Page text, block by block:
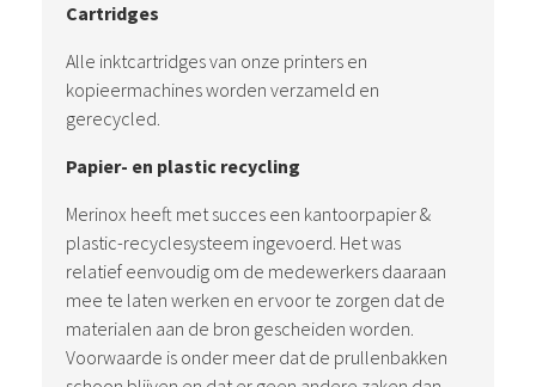
Cartridges
Alle inktcartridges van onze printers en
kopieermachines worden verzameld en
gerecycled.
Papier- en plastic recycling
Merinox heeft met succes een kantoorpapier &
plastic-recyclesysteem ingevoerd. Het was
relatief eenvoudig om de medewerkers daaraan
mee te laten werken en ervoor te zorgen dat de
materialen aan de bron gescheiden worden.
Voorwaarde is onder meer dat de prullenbakken